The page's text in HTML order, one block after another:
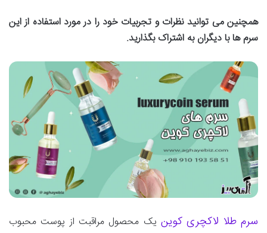
همچنین می توانید نظرات و تجربیات خود را در مورد استفاده از این
سرم ها با دیگران به اشتراک بگذارید.
سرم طلا لاکچری کوین یک محصول مراقبت از پوست محبوب